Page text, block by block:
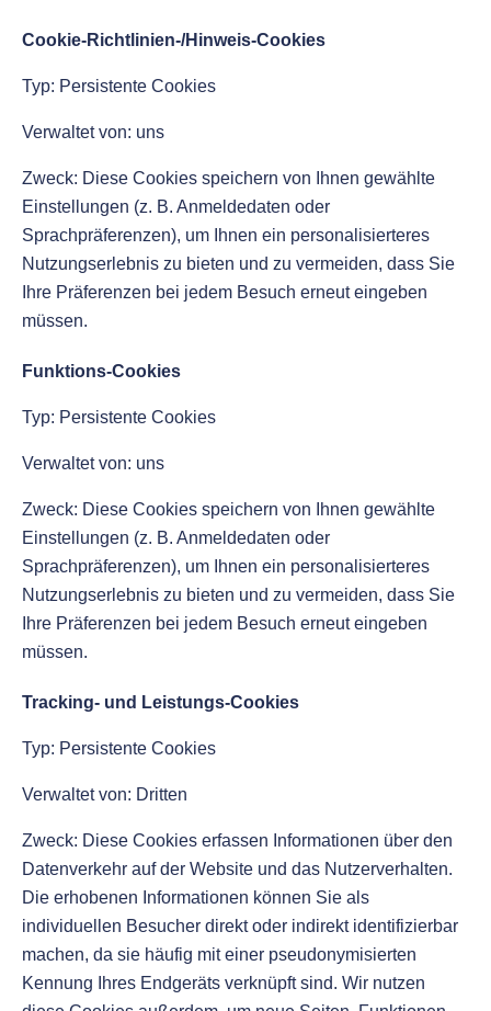
Cookie-Richtlinien-/Hinweis-Cookies
Typ: Persistente Cookies
Verwaltet von: uns
Zweck: Diese Cookies speichern von Ihnen gewählte
Einstellungen (z. B. Anmeldedaten oder
Sprachpräferenzen), um Ihnen ein personalisierteres
Nutzungserlebnis zu bieten und zu vermeiden, dass Sie
Ihre Präferenzen bei jedem Besuch erneut eingeben
müssen.
Funktions-Cookies
Typ: Persistente Cookies
Verwaltet von: uns
Zweck: Diese Cookies speichern von Ihnen gewählte
Einstellungen (z. B. Anmeldedaten oder
Sprachpräferenzen), um Ihnen ein personalisierteres
Nutzungserlebnis zu bieten und zu vermeiden, dass Sie
Ihre Präferenzen bei jedem Besuch erneut eingeben
müssen.
Tracking- und Leistungs-Cookies
Typ: Persistente Cookies
Verwaltet von: Dritten
Zweck: Diese Cookies erfassen Informationen über den
Datenverkehr auf der Website und das Nutzerverhalten.
Die erhobenen Informationen können Sie als
individuellen Besucher direkt oder indirekt identifizierbar
machen, da sie häufig mit einer pseudonymisierten
Kennung Ihres Endgeräts verknüpft sind. Wir nutzen